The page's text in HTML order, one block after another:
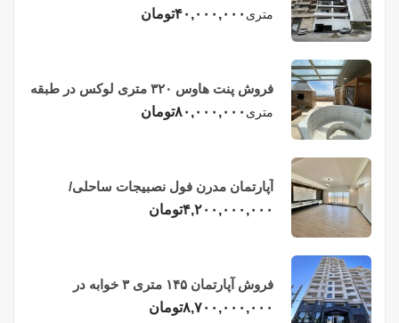
دریا در فریدونکنار
متری ۴۰,۰۰۰,۰۰۰تومان
فروش پنت هاوس ۳۲۰ متری لوکس در طبقه
چهاردهم فریدونکنار
متری ۸۰,۰۰۰,۰۰۰تومان
آپارتمان مدرن فول نصبیجات ساحلی/
فریدونکنار
۴,۲۰۰,۰۰۰,۰۰۰تومان
فروش آپارتمان ۱۴۵ متری ۳ خوابه در
فریدونکنار
۸,۷۰۰,۰۰۰,۰۰۰تومان